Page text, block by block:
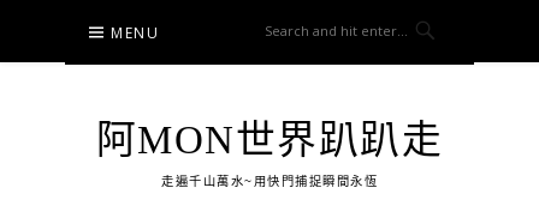
content
MENU
阿MON世界趴趴走
走遍千山萬水~用快門捕捉瞬間永恆